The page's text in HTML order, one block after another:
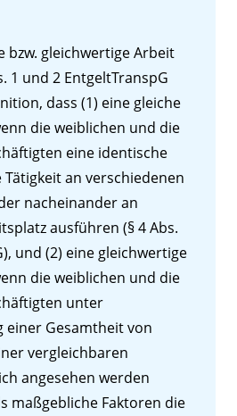
bzw. gleichwertige Arbeit
1 und 2 EntgeltTranspG
dass (1) eine gleiche
die weiblichen und die
eine identische
an verschiedenen
nacheinander an
ausführen (§ 4 Abs.
und (2) eine gleichwertige
die weiblichen und die
unter
einer Gesamtheit von
vergleichbaren
angesehen werden
maßgebliche Faktoren die